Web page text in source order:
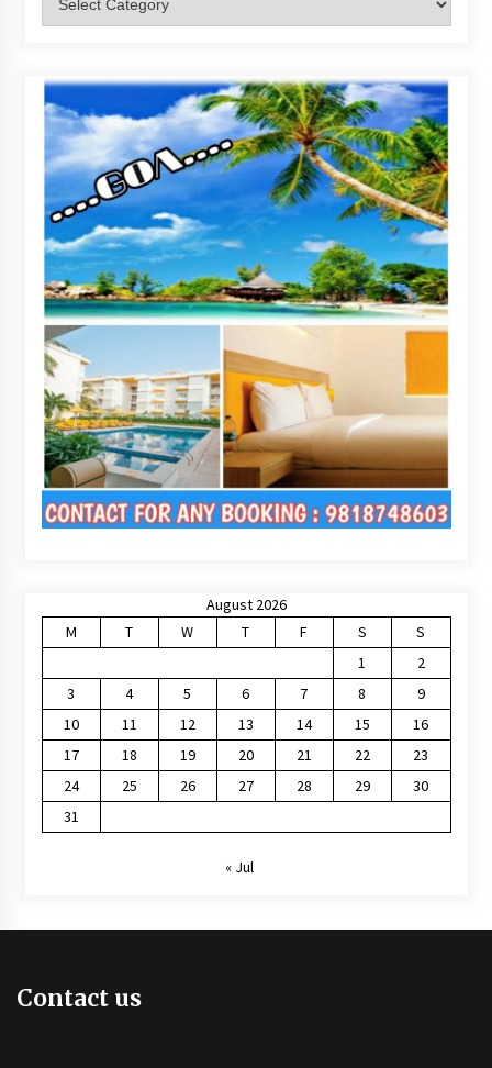
August 2026
M
T W T F S
S
1
2
3
4 5 6 7 8
9
10
11 12 13 14 15
16
17
18 19 20 21 22
23
24
25 26 27 28 29
30
31
« Jul
Contact us